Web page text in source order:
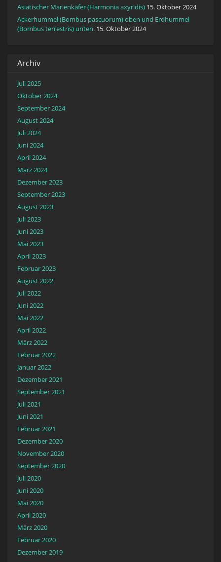
Asiatischer Marienkäfer (Harmonia axyridis) 15. Oktober 2024
Ackerhummel (Bombus pascuorum) oben und Erdhummel
(Bombus terrestris) unten. 15. Oktober 2024
Archiv
Juli 2025
Oktober 2024
September 2024
August 2024
Juli 2024
Juni 2024
April 2024
März 2024
Dezember 2023
September 2023
August 2023
Juli 2023
Juni 2023
Mai 2023
April 2023
Februar 2023
August 2022
Juli 2022
Juni 2022
Mai 2022
April 2022
März 2022
Februar 2022
Januar 2022
Dezember 2021
September 2021
Juli 2021
Juni 2021
Februar 2021
Dezember 2020
November 2020
September 2020
Juli 2020
Juni 2020
Mai 2020
April 2020
März 2020
Februar 2020
Dezember 2019